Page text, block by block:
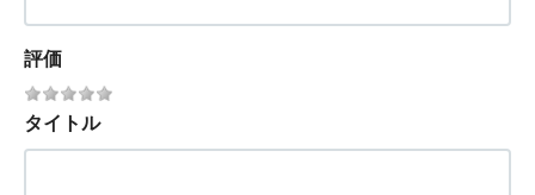
評価
タイトル